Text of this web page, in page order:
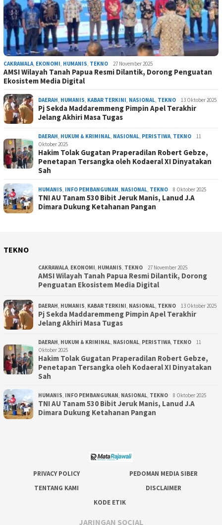
CAKRAWALA, EKONOMI, HUMANIS, TEKNO 27 November 2025
AMSI Wilayah Tanah Papua Resmi Dilantik, Dorong Penguatan
Ekosistem Media Digital
DAERAH, HUMANIS, KABAR TERKINI, NASIONAL, TEKNO 13 Oktober 2025
Pj Sekda Maddaremmeng Pimpin Apel Terakhir
Jelang Akhiri Masa Tugas
DAERAH, HUKUM & KRIMINAL, NASIONAL, PERISTIWA, TEKNO
11
Oktober 2025
Hakim Tolak Gugatan Praperadilan Robert Gebze,
Penetapan Tersangka oleh Kodaeral XI Dinyatakan
Sah
HUMANIS, INFO PEMBANGUNAN, NASIONAL, TEKNO 8 Oktober 2025
TNI AU Tanam 530 Bibit Jeruk Manis, Lanud J.A
Dimara Dukung Ketahanan Pangan
TEKNO
CAKRAWALA, EKONOMI, HUMANIS, TEKNO 27 November 2025
AMSI Wilayah Tanah Papua Resmi Dilantik, Dorong
Penguatan Ekosistem Media Digital
DAERAH, HUMANIS, KABAR TERKINI, NASIONAL, TEKNO 13 Oktober 2025
Pj Sekda Maddaremmeng Pimpin Apel Terakhir
Jelang Akhiri Masa Tugas
DAERAH, HUKUM & KRIMINAL, NASIONAL, PERISTIWA, TEKNO
11
Oktober 2025
Hakim Tolak Gugatan Praperadilan Robert Gebze,
Penetapan Tersangka oleh Kodaeral XI Dinyatakan
Sah
HUMANIS, INFO PEMBANGUNAN, NASIONAL, TEKNO 8 Oktober 2025
TNI AU Tanam 530 Bibit Jeruk Manis, Lanud J.A
Dimara Dukung Ketahanan Pangan
PRIVACY POLICY
PEDOMAN MEDIA SIBER
TENTANG KAMI
DISCLAIMER
KODE ETIK
JARINGAN SOCIAL